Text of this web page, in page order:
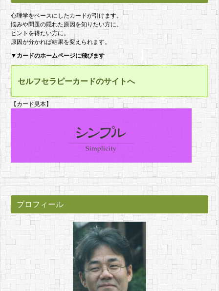
心理学をベースにしたカードが引けます。
悩みや問題の隠れた原因を知りたい方に。
ヒントを得たい方に。
原因が分かれば結果を変えられます。
▼カードのホームページに飛びます
セルフセラピーカードのサイトへ
【カード見本】
プロフィール